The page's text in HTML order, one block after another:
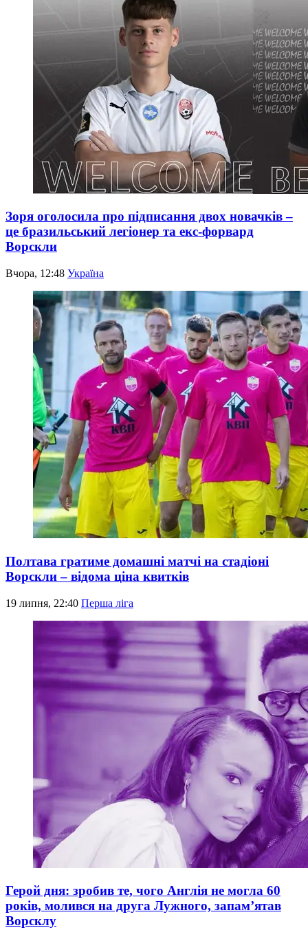
Зоря оголосила про підписання двох новачків –
це бразильський легіонер та екс-форвард
Ворскли
Вчора, 12:48 Україна
Полтава гратиме домашні матчі на стадіоні
Ворскли – відома ціна квитків
19 липня, 22:40 Перша ліга
Герой дня: зробив те, чого Англія не могла 60
років, молився на друга Лужного, запам’ятав
Ворсклу